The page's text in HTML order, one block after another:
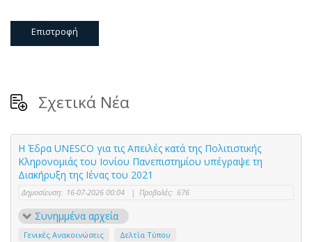
Επιστροφή
Σχετικά Νέα
Η Έδρα UNESCO για τις Απειλές κατά της Πολιτιστικής
Κληρονομιάς του Ιονίου Πανεπιστημίου υπέγραψε τη
Διακήρυξη της Ιένας του 2021
Δημοσίευση: 16-07-2026 00:04 | Προβολές: 676
Συνημμένα αρχεία
Γενικές Ανακοινώσεις Δελτία Τύπου